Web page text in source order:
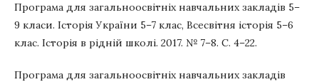
Програма для загальноосвітніх навчальних закладів 5–
9 класи. Історія України 5–7 клас, Всесвітня історія 5–6
клас. Історія в рідній школі. 2017. № 7–8. С. 4–22.
Програма для загальноосвітніх навчальних закладів